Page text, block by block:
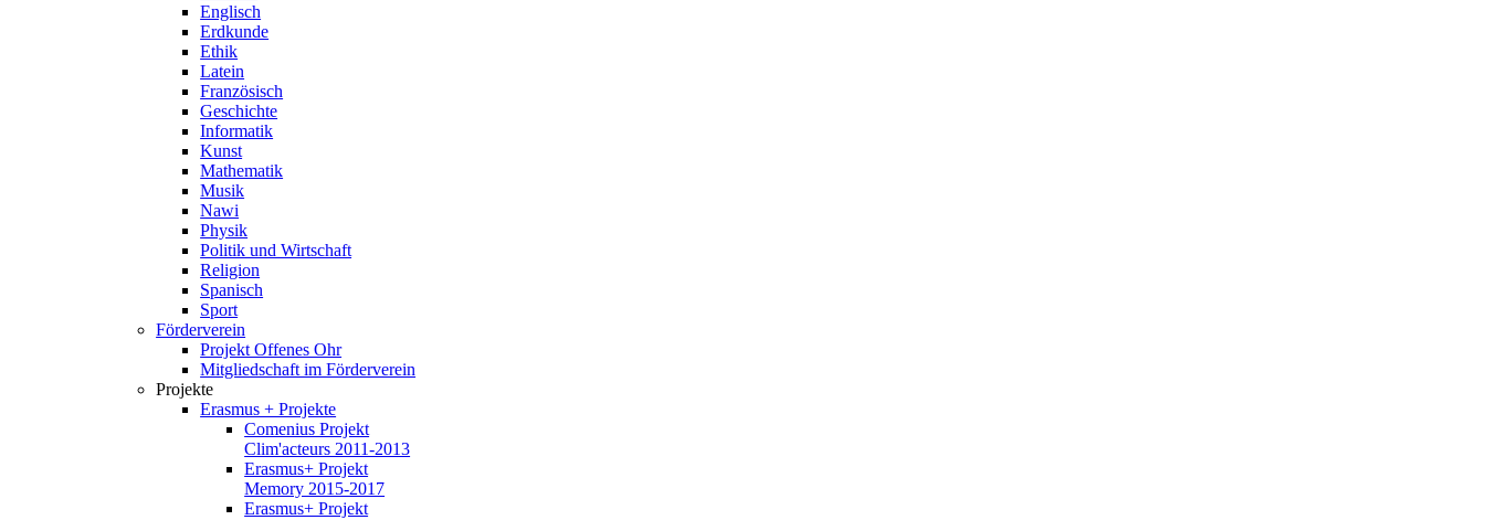
Englisch
Erdkunde
Ethik
Latein
Französisch
Geschichte
Informatik
Kunst
Mathematik
Musik
Nawi
Physik
Politik und Wirtschaft
Religion
Spanisch
Sport
Förderverein
Projekt Offenes Ohr
Mitgliedschaft im Förderverein
Projekte
Erasmus + Projekte
Comenius Projekt
Clim'acteurs 2011-2013
Erasmus+ Projekt
Memory 2015-2017
Erasmus+ Projekt